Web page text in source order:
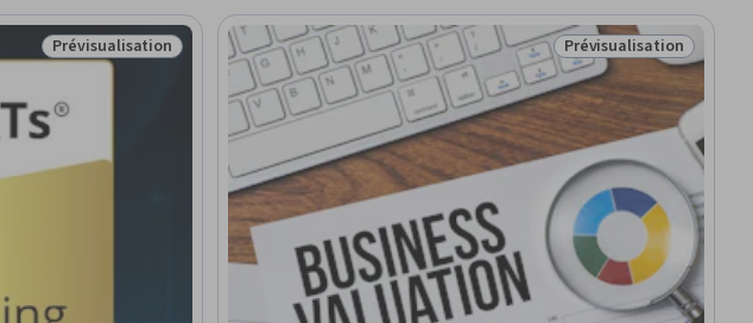
Statut : Prévisualisation
Prévisualisation Statut :
Prévisualisation